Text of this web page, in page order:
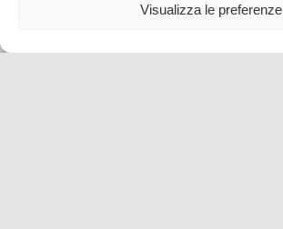
Visualizza le preferenze